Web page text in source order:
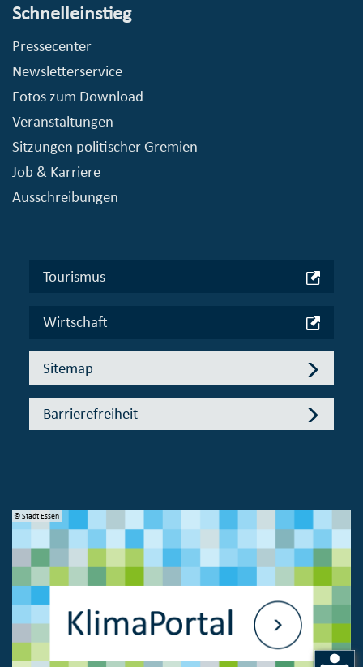
Schnelleinstieg
Pressecenter
Newsletterservice
Fotos zum Download
Veranstaltungen
Sitzungen politischer Gremien
Job & Karriere
Ausschreibungen
Tourismus
Wirtschaft
Sitemap
Barrierefreiheit
© Stadt Essen